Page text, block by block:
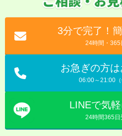
3分で完了！
24時間・365
お急ぎの方は
06:00～21:00（
LINEで気軽
24時間365日